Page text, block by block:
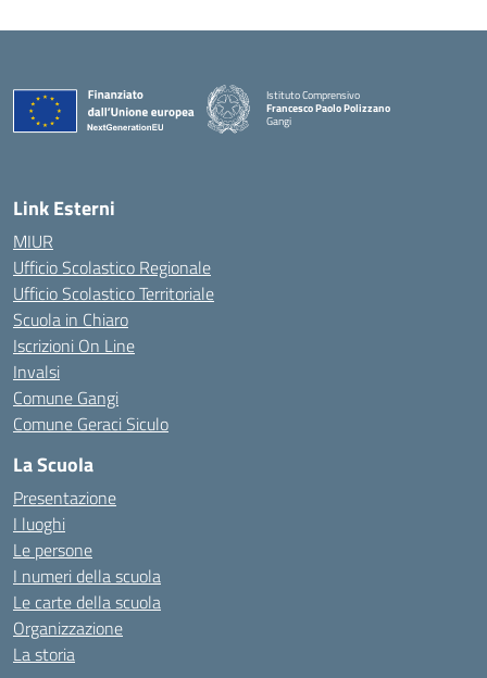
Istituto Comprensivo
Francesco Paolo Polizzano
Gangi
— Visita la pagina iniziale della scuola
Link Esterni
MIUR
Ufficio Scolastico Regionale
Ufficio Scolastico Territoriale
Scuola in Chiaro
Iscrizioni On Line
Invalsi
Comune Gangi
Comune Geraci Siculo
La Scuola
Presentazione
I luoghi
Le persone
I numeri della scuola
Le carte della scuola
Organizzazione
La storia